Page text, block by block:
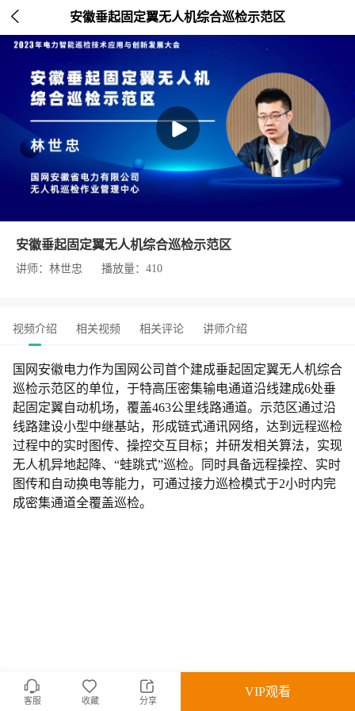
 安徽垂起固定翼无人机综合巡检示范区
安徽垂起固定翼无人机综合巡检示范区
讲师：林世忠 播放量：410
视频介绍 相关视频 相关评论 讲师介绍
国网安徽电力作为国网公司首个建成垂起固定翼无人机综合
巡检示范区的单位，于特高压密集输电通道沿线建成6处垂
起固定翼自动机场，覆盖463公里线路通道。示范区通过沿
线路建设小型中继基站，形成链式通讯网络，达到远程巡检
过程中的实时图传、操控交互目标；并研发相关算法，实现
无人机异地起降、“蛙跳式”巡检。同时具备远程操控、实时
图传和自动换电等能力，可通过接力巡检模式于2小时内完
成密集通道全覆盖巡检。
客服 收藏 分享
VIP观看